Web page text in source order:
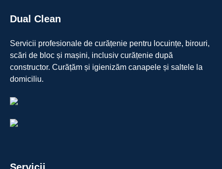
Dual Clean
Servicii profesionale de curățenie pentru locuințe, birouri,
scări de bloc și mașini, inclusiv curățenie după
constructor. Curățăm și igienizăm canapele și saltele la
domiciliu.